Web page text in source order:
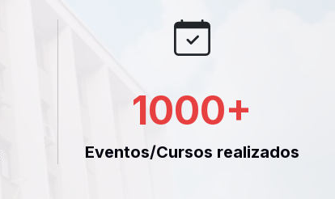
1000+
Eventos/Cursos realizados